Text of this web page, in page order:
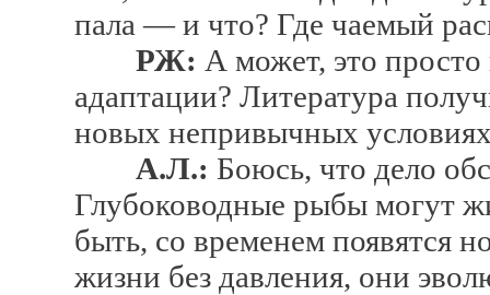
пала — и что? Где чаемый
РЖ: А может, это
адаптации? Литература
новых непривычных
А.Л.: Боюсь, что дело
Глубоководные рыбы могут
быть, со временем появятся
жизни без давления, они